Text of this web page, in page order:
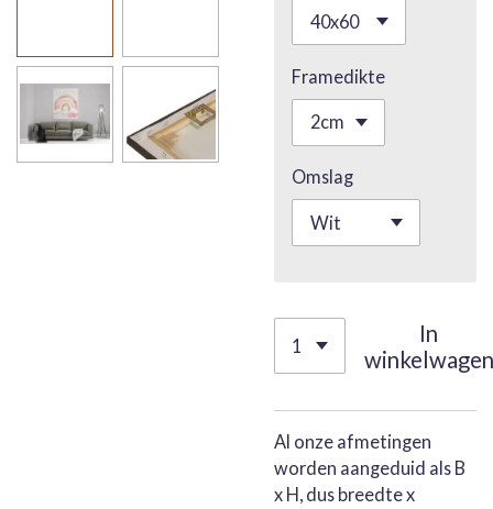
Framedikte
Omslag
In
winkelwagen
Al onze afmetingen
worden aangeduid als B
x H, dus breedte x